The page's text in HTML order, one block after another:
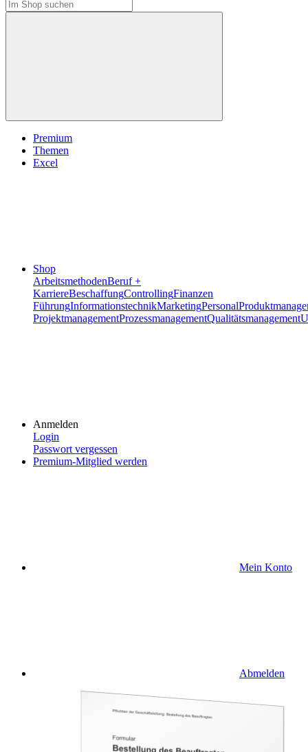
Premium
Themen
Excel
Shop
ArbeitsmethodenBeruf +
KarriereBeschaffungControllingFinanzen
FührungInformationstechnikMarketingPersonal
ProjektmanagementProzessmanagementQualitätsmanagement
Anmelden
Login
Passwort vergessen
Premium-Mitglied werden
Mein Konto
Abmelden